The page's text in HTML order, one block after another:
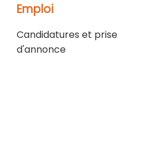
Emploi
Candidatures et prise
d'annonce